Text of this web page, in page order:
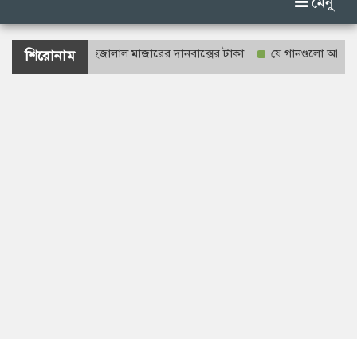
শিরোনাম
হবে শাহজালাল মাজারের দানবাক্সের টাকা যে গানগুলো আজও ফিরিয়ে